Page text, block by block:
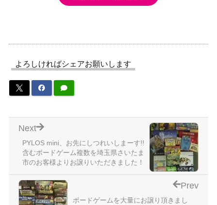
よろしければシェアお願いします
PYLOS mini、お先にしつれいしまーす!!
含むボードゲーム複数を埼玉県さいたま
市のお客様よりお譲りいただきました！
Next
ボードゲームを大量にお譲り頂きまし
Prev